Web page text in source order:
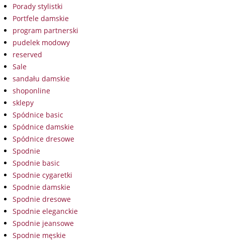
Porady stylistki
Portfele damskie
program partnerski
pudelek modowy
reserved
Sale
sandału damskie
shoponline
sklepy
Spódnice basic
Spódnice damskie
Spódnice dresowe
Spodnie
Spodnie basic
Spodnie cygaretki
Spodnie damskie
Spodnie dresowe
Spodnie eleganckie
Spodnie jeansowe
Spodnie męskie